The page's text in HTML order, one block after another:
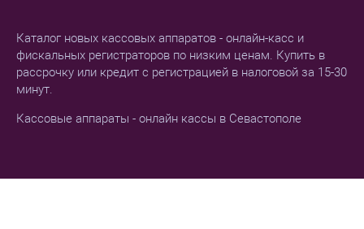
Каталог новых кассовых аппаратов - онлайн-касс и
фискальных регистраторов по низким ценам. Купить в
рассрочку или кредит с регистрацией в налоговой за 15-30
минут.
Кассовые аппараты - онлайн кассы в Севастополе